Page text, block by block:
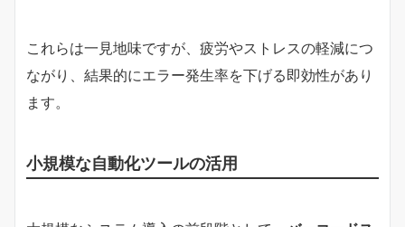
これらは一見地味ですが、疲労やストレスの軽減につ
ながり、結果的にエラー発生率を下げる即効性があり
ます。
小規模な自動化ツールの活用